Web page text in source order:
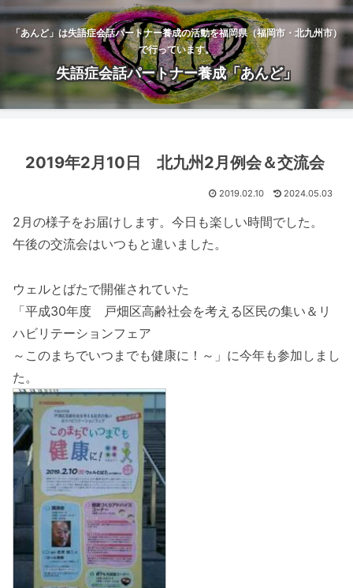
「あんど」は失語症会話パートナー養成の活動を福岡県（福岡市・北九州市）
で行っています。
失語症会話パートナー養成「あんど」
2019年2月10日 北九州2月例会＆交流会
2019.02.10 2024.05.03
2月の様子をお届けします。今日も楽しい時間でした。
午後の交流会はいつもと違いました。
ウェルとばたで開催されていた
「平成30年度 戸畑区高齢社会を考える区民の集い＆リ
ハビリテーションフェア
～このまちでいつまでも健康に！～」に今年も参加しまし
た。